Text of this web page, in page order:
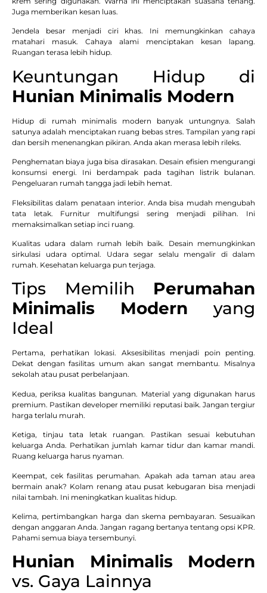
Juga memberikan kesan luas.
Jendela besar menjadi ciri khas. Ini memungkinkan cahaya
matahari masuk. Cahaya alami menciptakan kesan lapang.
Ruangan terasa lebih hidup.
Keuntungan Hidup di
Hunian Minimalis Modern
Hidup di rumah minimalis modern banyak untungnya. Salah
satunya adalah menciptakan ruang bebas stres. Tampilan yang rapi
dan bersih menenangkan pikiran. Anda akan merasa lebih rileks.
Penghematan biaya juga bisa dirasakan. Desain efisien mengurangi
konsumsi energi. Ini berdampak pada tagihan listrik bulanan.
Pengeluaran rumah tangga jadi lebih hemat.
Fleksibilitas dalam penataan interior. Anda bisa mudah mengubah
tata letak. Furnitur multifungsi sering menjadi pilihan. Ini
memaksimalkan setiap inci ruang.
Kualitas udara dalam rumah lebih baik. Desain memungkinkan
sirkulasi udara optimal. Udara segar selalu mengalir di dalam
rumah. Kesehatan keluarga pun terjaga.
Tips Memilih Perumahan
Minimalis Modern yang
Ideal
Pertama, perhatikan lokasi. Aksesibilitas menjadi poin penting.
Dekat dengan fasilitas umum akan sangat membantu. Misalnya
sekolah atau pusat perbelanjaan.
Kedua, periksa kualitas bangunan. Material yang digunakan harus
premium. Pastikan developer memiliki reputasi baik. Jangan tergiur
harga terlalu murah.
Ketiga, tinjau tata letak ruangan. Pastikan sesuai kebutuhan
keluarga Anda. Perhatikan jumlah kamar tidur dan kamar mandi.
Ruang keluarga harus nyaman.
Keempat, cek fasilitas perumahan. Apakah ada taman atau area
bermain anak? Kolam renang atau pusat kebugaran bisa menjadi
nilai tambah. Ini meningkatkan kualitas hidup.
Kelima, pertimbangkan harga dan skema pembayaran. Sesuaikan
dengan anggaran Anda. Jangan ragang bertanya tentang opsi KPR.
Pahami semua biaya tersembunyi.
Hunian Minimalis Modern
vs. Gaya Lainnya